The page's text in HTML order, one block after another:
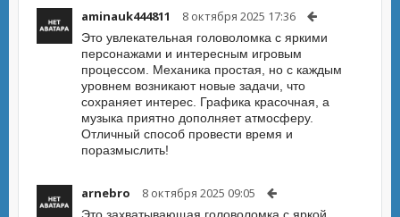
aminauk444811 8 октября 2025 17:36
Это увлекательная головоломка с яркими
персонажами и интересным игровым
процессом. Механика простая, но с каждым
уровнем возникают новые задачи, что
сохраняет интерес. Графика красочная, а
музыка приятно дополняет атмосферу.
Отличный способ провести время и
поразмыслить!
arnebro 8 октября 2025 09:05